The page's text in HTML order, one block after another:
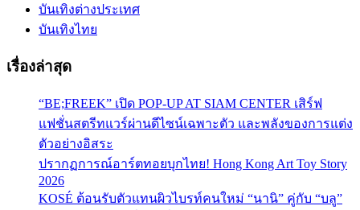
บันเทิงต่างประเทศ
บันเทิงไทย
เรื่องล่าสุด
“BE;FREEK” เปิด POP-UP AT SIAM CENTER เสิร์ฟ
แฟชั่นสตรีทแวร์ผ่านดีไซน์เฉพาะตัว และพลังของการแต่ง
ตัวอย่างอิสระ
ปรากฏการณ์อาร์ตทอยบุกไทย! Hong Kong Art Toy Story
2026
KOSÉ ต้อนรับตัวแทนผิวไบรท์คนใหม่ “นานิ” คู่กับ “บลู”